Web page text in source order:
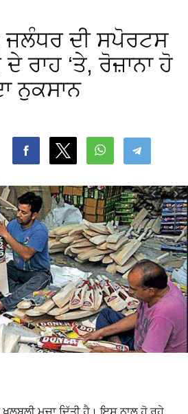
ਜਲੰਧਰ ਦੀ ਸਪੋਰਟਸ
ਰਾਹ ‘ਤੇ, ਰੋਜ਼ਾਨਾ ਹੋ
ਨੁਕਸਾਨ